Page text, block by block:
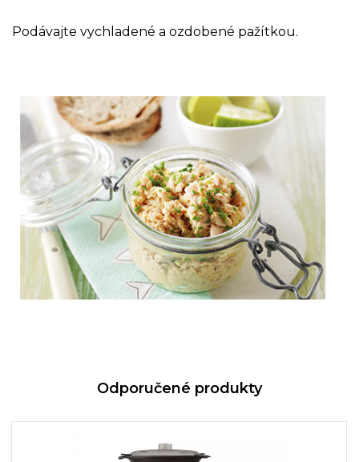
Podávajte vychladené a ozdobené pažítkou.
Odporučené produkty